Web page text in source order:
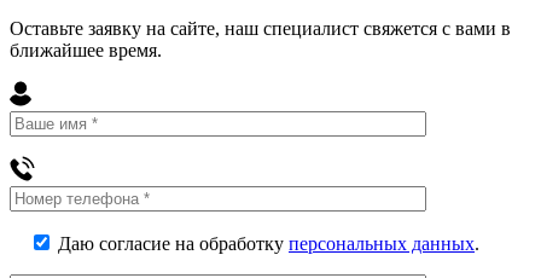
Оставьте заявку на сайте, наш специалист свяжется с вами в
ближайшее время.
Даю согласие на обработку персональных данных.